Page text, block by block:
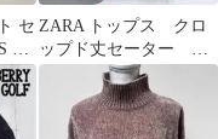
セ
レ
ZARA トップス クロ
ップド丈セーター
USA Mサイズ 匿名配送